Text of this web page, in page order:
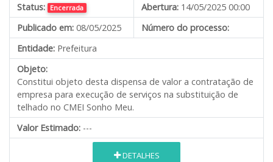
Status: Encerrada Abertura: 14/05/2025 00:00
Publicado em: 08/05/2025
Número do processo:
Entidade: Prefeitura
Objeto:
Constitui objeto desta dispensa de valor a contratação de
empresa para execução de serviços na substituição de
telhado no CMEI Sonho Meu.
Valor Estimado: ---
DETALHES